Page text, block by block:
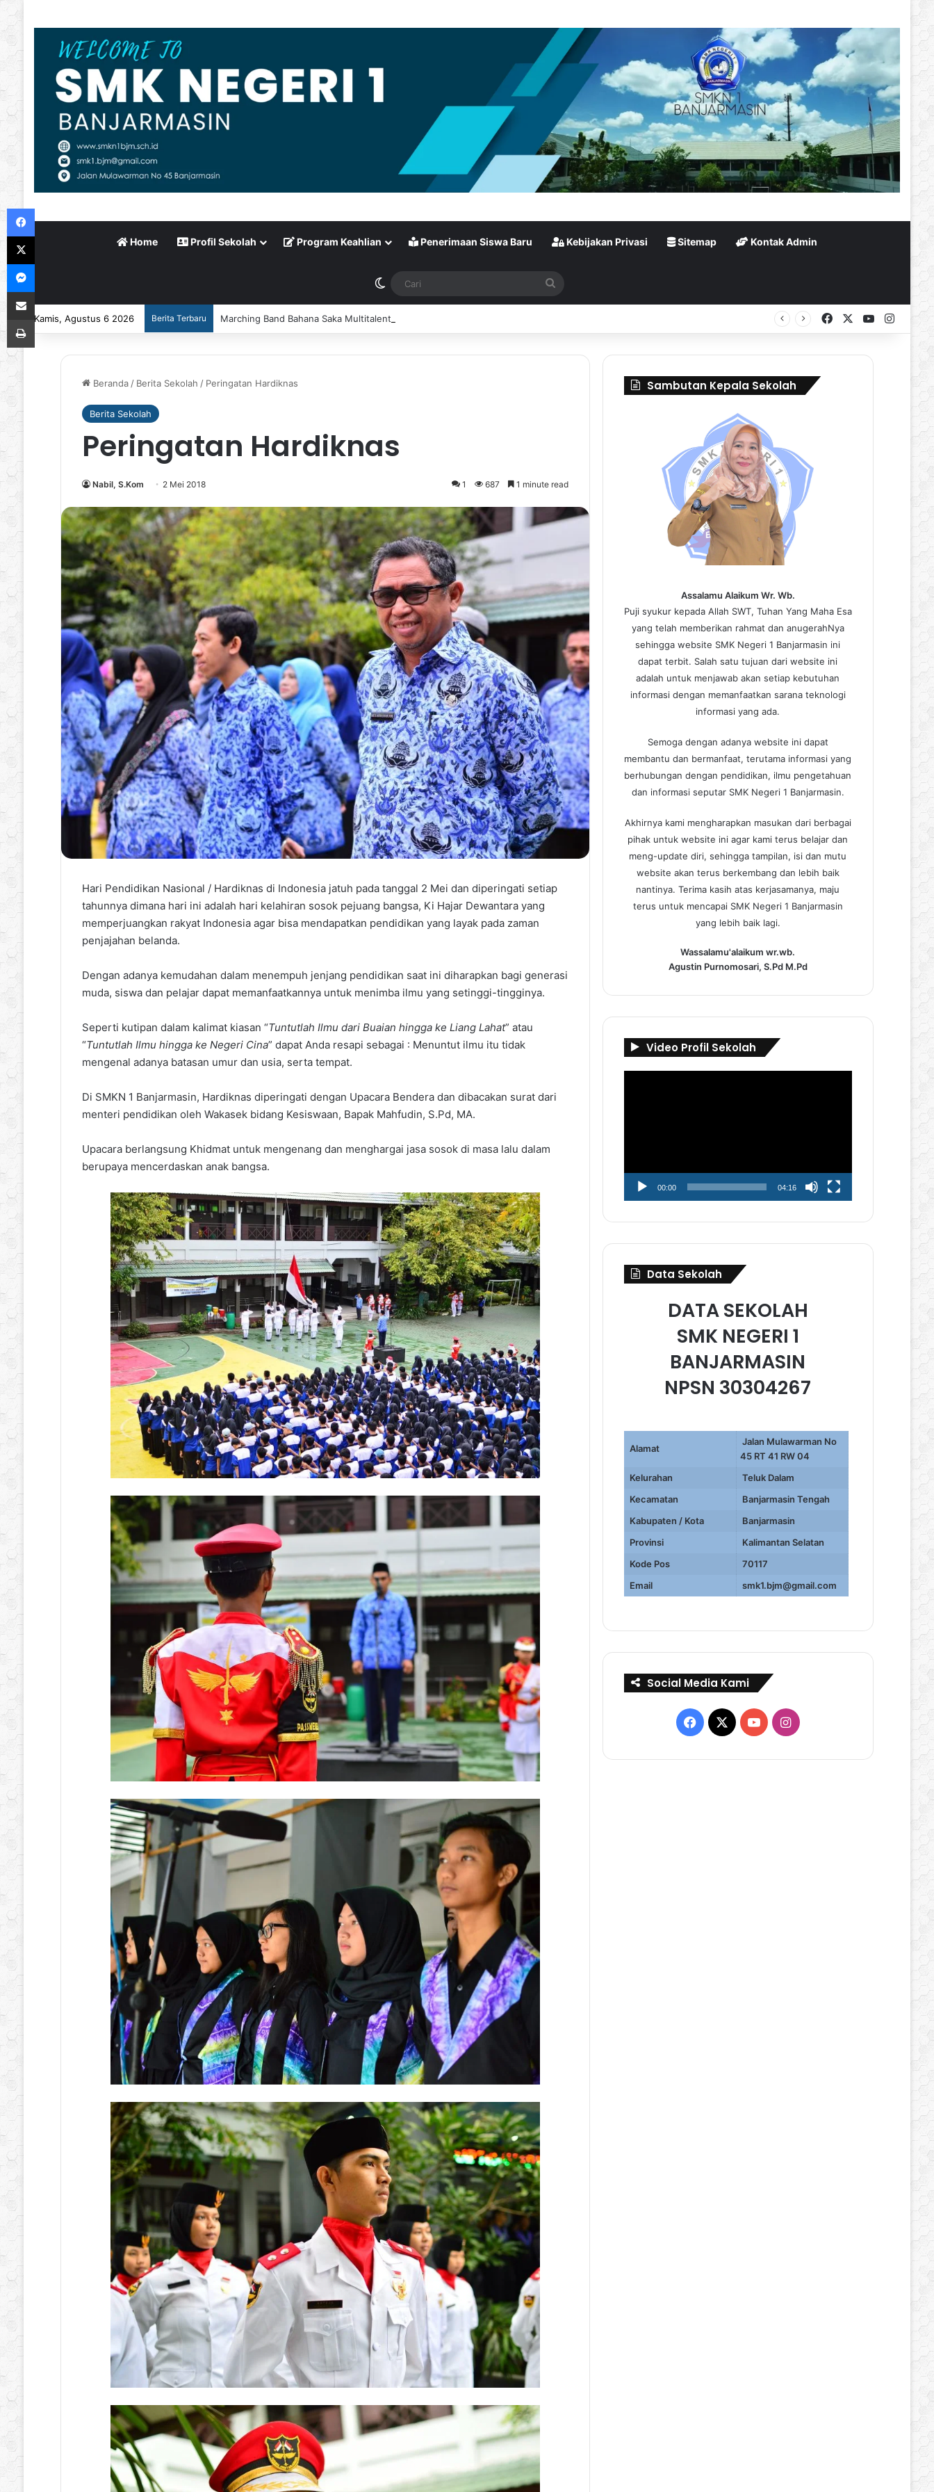
Home Profil Sekolah Program Keahlian Penerimaan Siswa Baru Kebijakan Privasi Sitemap Kontak Admin
Switch skin Cari
Kamis, Agustus 6 2026 Berita Terbaru Marching Band Bahana Saka Multitalent SMK Negeri 1 Banjarmasin Borong Prestasi di Festival Borneo Marching Day 2026 FacebookYouTube
Beranda / Berita Sekolah / Peringatan Hardiknas
Berita Sekolah
Peringatan Hardiknas
Nabil, S.Kom 2 Mei 2018 1 687 1 minute read
Hari Pendidikan Nasional / Hardiknas di Indonesia jatuh pada tanggal 2 Mei dan diperingati setiap
tahunnya dimana hari ini adalah hari kelahiran sosok pejuang bangsa, Ki Hajar Dewantara yang
memperjuangkan rakyat Indonesia agar bisa mendapatkan pendidikan yang layak pada zaman
penjajahan belanda.
Dengan adanya kemudahan dalam menempuh jenjang pendidikan saat ini diharapkan bagi generasi
muda, siswa dan pelajar dapat memanfaatkannya untuk menimba ilmu yang setinggi-tingginya.
Seperti kutipan dalam kalimat kiasan “Tuntutlah Ilmu dari Buaian hingga ke Liang Lahat” atau
“Tuntutlah Ilmu hingga ke Negeri Cina” dapat Anda resapi sebagai : Menuntut ilmu itu tidak
mengenal adanya batasan umur dan usia, serta tempat.
Di SMKN 1 Banjarmasin, Hardiknas diperingati dengan Upacara Bendera dan dibacakan surat dari
menteri pendidikan oleh Wakasek bidang Kesiswaan, Bapak Mahfudin, S.Pd, MA.
Upacara berlangsung Khidmat untuk mengenang dan menghargai jasa sosok di masa lalu dalam
berupaya mencerdaskan anak bangsa.
Sambutan Kepala Sekolah
Assalamu Alaikum Wr. Wb.
Puji syukur kepada Allah SWT, Tuhan Yang Maha Esa
yang telah memberikan rahmat dan anugerahNya
sehingga website SMK Negeri 1 Banjarmasin ini
dapat terbit. Salah satu tujuan dari website ini
adalah untuk menjawab akan setiap kebutuhan
informasi dengan memanfaatkan sarana teknologi
informasi yang ada.
Semoga dengan adanya website ini dapat
membantu dan bermanfaat, terutama informasi yang
berhubungan dengan pendidikan, ilmu pengetahuan
dan informasi seputar SMK Negeri 1 Banjarmasin.
Akhirnya kami mengharapkan masukan dari berbagai
pihak untuk website ini agar kami terus belajar dan
meng-update diri, sehingga tampilan, isi dan mutu
website akan terus berkembang dan lebih baik
nantinya. Terima kasih atas kerjasamanya, maju
terus untuk mencapai SMK Negeri 1 Banjarmasin
yang lebih baik lagi.
Wassalamu'alaikum wr.wb.
Agustin Purnomosari, S.Pd M.Pd
Video Profil Sekolah
00:00 04:16
Data Sekolah
DATA SEKOLAH
SMK NEGERI 1
BANJARMASIN
NPSN 30304267
Alamat
Jalan Mulawarman No
45 RT 41 RW 04
Kelurahan
Teluk Dalam
Kecamatan
Banjarmasin Tengah
Kabupaten / Kota
Banjarmasin
Provinsi
Kalimantan Selatan
Kode Pos
70117
Email
smk1.bjm@gmail.com
Social Media Kami
Facebook
X YouTubeInstagram
Facebook
X
Messenger
Bagikan via Email
Print